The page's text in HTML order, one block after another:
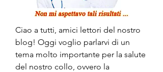
Ciao a tutti, amici lettori del nostro
blog! Oggi voglio parlarvi di un
tema molto importante per la salute
del nostro collo, ovvero la